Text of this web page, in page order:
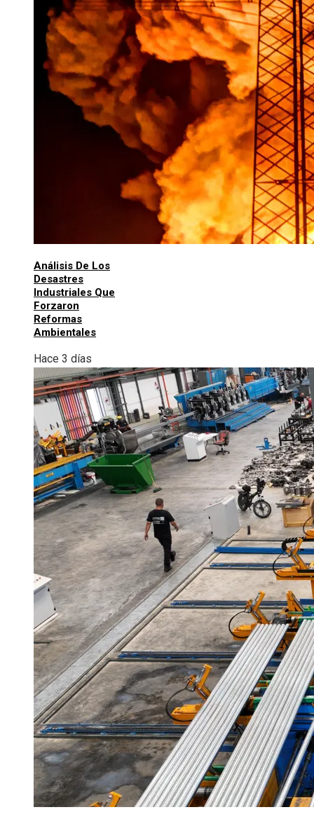
Análisis De Los
Desastres
Industriales Que
Forzaron
Reformas
Ambientales
Hace 3 días